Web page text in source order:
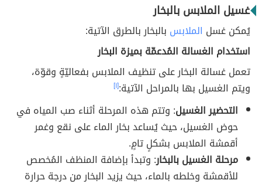
غسيل الملابس بالبخار
يُمكن غسل الملابس بالبخار بالطرق الآتية:
استخدام الغسالة المُدعمّة بميزة البخار
تعمل غسالة البخار على تنظيف الملابس بفعاليّةٍ وقوّة،
ويتم الغسيل بها بالمراحل الآتية:[١]
التحضير الغسيل: وتتم هذه المرحلة أثناء صب المياه في
حوض الغسيل، حيث يُساعد بخار الماء على نقع وغمر
أقمشة الملابس بشكلٍ تامٍ.
مرحلة الغسيل بالبخار: وتبدأ بإضافة المنظف المُخصص
للأقمشة وخلطه بالماء، حيث يزيد البخار من درجة حرارة